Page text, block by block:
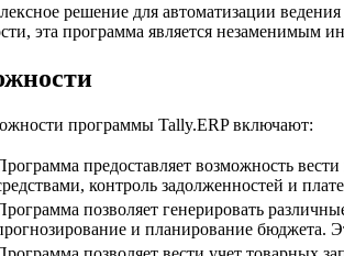
решение для автоматизации
эта программа является незаменимым
программы Tally.ERP включают:
предоставляет возможность
контроль задолженностей и
позволяет генерировать
и планирование бюджета.